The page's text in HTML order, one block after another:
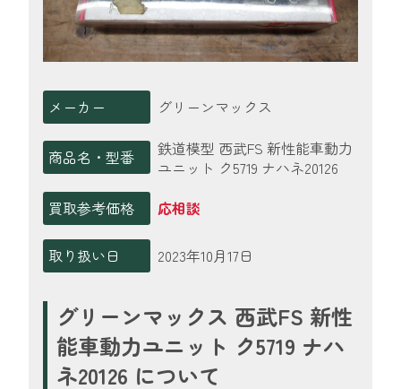
メーカー グリーンマックス
商品名・型番
鉄道模型 西武FS 新性能車動力
ユニット ク5719 ナハネ20126
買取参考価格
応相談
取り扱い日 2023年10月17日
グリーンマックス 西武FS 新性
能車動力ユニット ク5719 ナハ
ネ20126 について